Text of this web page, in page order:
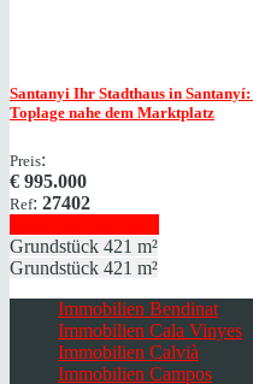
Santanyi Ihr Stadthaus in
Toplage nahe dem Marktplatz
Preis:
€ 995.000
Ref: 27402
Grundstück 421 m²
Grundstück 421 m²
Immobilien Bendinat
Immobilien Cala Vinyes
Immobilien Calvià
Immobilien Campos